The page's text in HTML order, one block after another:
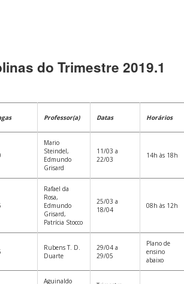
do Trimestre 2019.1
Professor(a) Datas Horários
Mario
Steindel,
Edmundo
Grisard
11/03 a
22/03
14h às 18h
Rafael da
Rosa,
Edmundo
Grisard,
Patrícia Stocco
25/03 a
18/04
08h às 12h
Rubens T. D.
Duarte
29/04 a
29/05
Plano de
ensino
abaixo
Aguinaldo